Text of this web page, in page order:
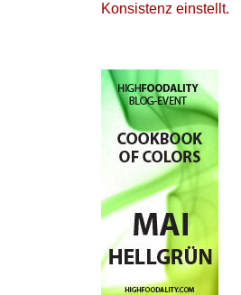
Konsistenz einstellt.